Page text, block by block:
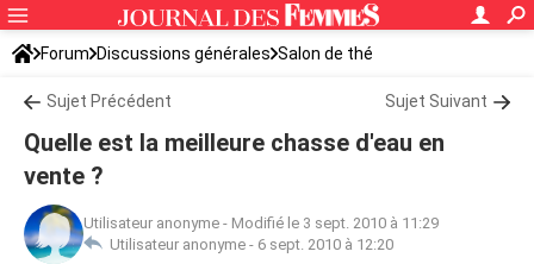
Forum Discussions générales Salon de thé
Sujet Précédent Sujet Suivant
Quelle est la meilleure chasse d'eau en
vente ?
Utilisateur anonyme - Modifié le 3 sept. 2010 à 11:29
Utilisateur anonyme - 6 sept. 2010 à 12:20